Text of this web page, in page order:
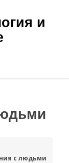
и
с людьми